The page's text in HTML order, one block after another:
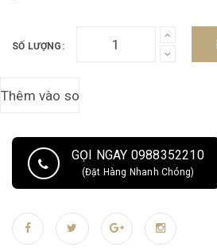
SỐ LƯỢNG:
GỌI NGAY 0988352210
(Đặt Hàng Nhanh Chóng)